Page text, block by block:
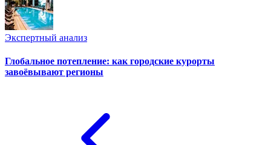
Экспертный анализ
Глобальное потепление: как городские курорты
завоёвывают регионы